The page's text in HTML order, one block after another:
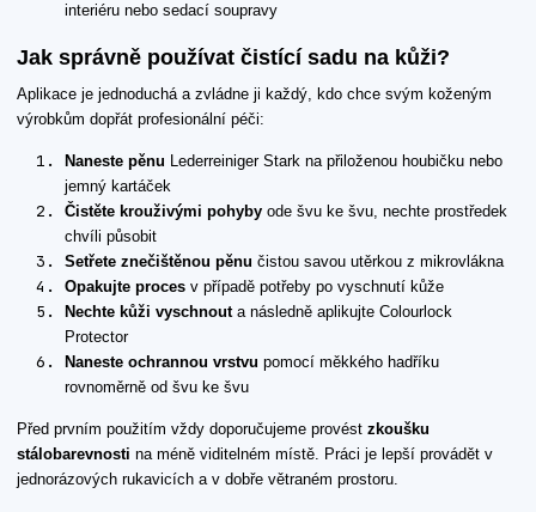
interiéru nebo sedací soupravy
Jak správně používat čistící sadu na kůži?
Aplikace je jednoduchá a zvládne ji každý, kdo chce svým koženým
výrobkům dopřát profesionální péči:
Naneste pěnu Lederreiniger Stark na přiloženou houbičku nebo
jemný kartáček
Čistěte krouživými pohyby ode švu ke švu, nechte prostředek
chvíli působit
Setřete znečištěnou pěnu čistou savou utěrkou z mikrovlákna
Opakujte proces v případě potřeby po vyschnutí kůže
Nechte kůži vyschnouta následně aplikujte Colourlock
Protector
Naneste ochrannou vrstvu pomocí měkkého hadříku
rovnoměrně od švu ke švu
Před prvním použitím vždy doporučujeme provést zkoušku
stálobarevnosti na méně viditelném místě. Práci je lepší provádět v
jednorázových rukavicích a v dobře větraném prostoru.